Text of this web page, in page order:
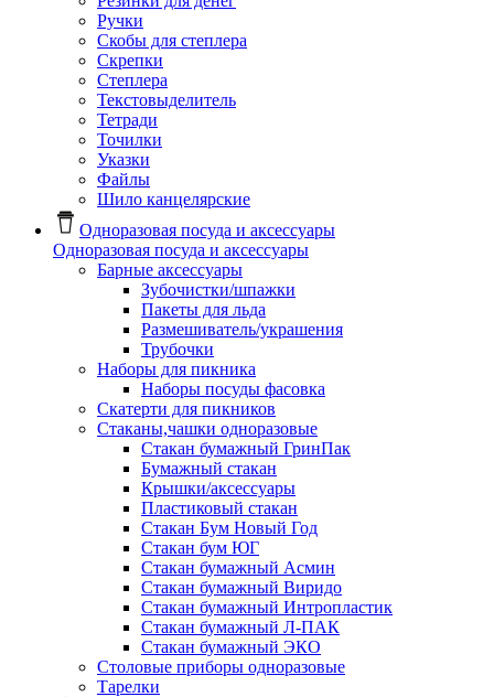
Ручки
Скобы для степлера
Скрепки
Степлера
Текстовыделитель
Тетради
Точилки
Указки
Файлы
Шило канцелярские
Одноразовая посуда и аксессуары
Одноразовая посуда и аксессуары
Барные аксессуары
Зубочистки/шпажки
Пакеты для льда
Размешиватель/украшения
Трубочки
Наборы для пикника
Наборы посуды фасовка
Скатерти для пикников
Стаканы,чашки одноразовые
Cтакан бумажный ГринПак
Бумажный стакан
Крышки/аксессуары
Пластиковый стакан
Стакан Бум Новый Год
Стакан бум ЮГ
Стакан бумажный Асмин
Стакан бумажный Виридо
Стакан бумажный Интропластик
Стакан бумажный Л-ПАК
Стакан бумажный ЭКО
Столовые приборы одноразовые
Тарелки